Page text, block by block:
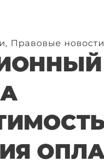
, Правовые новости